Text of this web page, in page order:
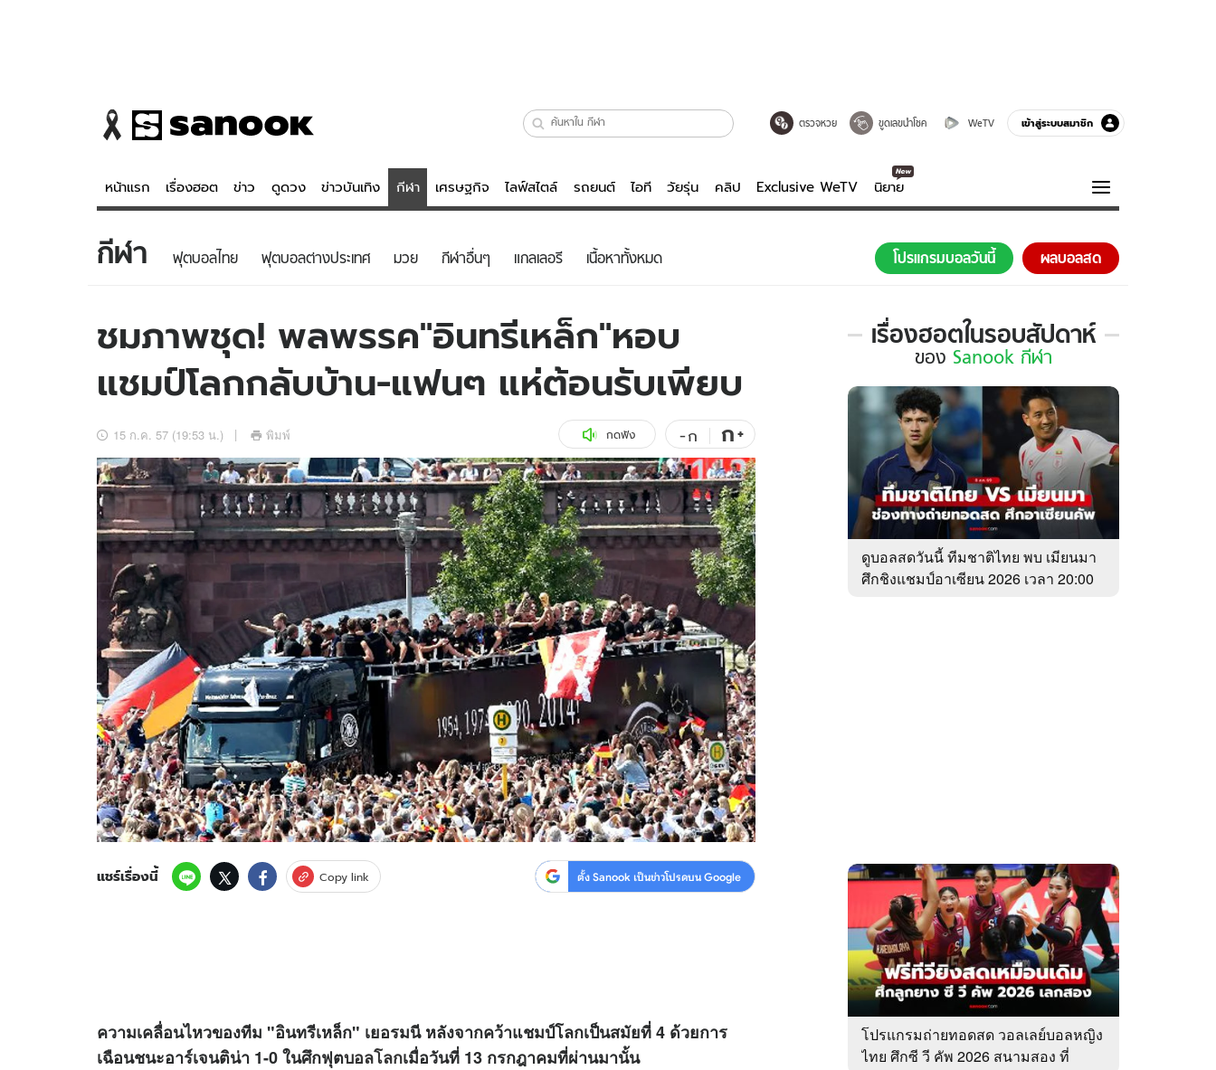
ตรวจหวย ขูดเลขนำโชค WeTV เข้าสู่ระบบสมาชิก
หน้าแรก เรื่องฮอต ข่าว ดูดวง ข่าวบันเทิง กีฬา เศรษฐกิจ ไลฟ์สไตล์ รถยนต์ ไอที วัยรุ่น คลิป Exclusive WeTV นิยาย
ข่าว
ข่าวบันเทิง
ข่าวกีฬา
ข่าวเศรษฐกิจ
อัปเดตจีน
เช็กข่าวชัวร์
ดูดวง - ตรวจหวย
สถิติหวยไทย
หวยลาว
ไลฟ์สไตล์
วัยรุ่น
ไอที
รถยนต์
สุขภาพ
เที่ยว-กิน
Tasteful Thailand
Sanook Choice
คลิป
ดูทีวี
WeTV
Exclusive WeTV
นิยาย
ความรู้รอบตัว
ฮาวทู
ดาวน์โหลดสนุกแอปฟรี ติดตามสนุกโซเชียลได้ที่
สงวนลิขสิทธิ์ ©2569 บริษัท อิมเมจ ฟิวเจอร์ (ประเทศไทย) จำกัด
กีฬา ฟุตบอลไทย ฟุตบอลต่างประเทศ มวย กีฬาอื่นๆ แกลเลอรี เนื้อหาทั้งหมด โปรแกรมบอลวันนี้ ผลบอลสด
ชมภาพชุด! พลพรรค"อินทรีเหล็ก"หอบ
แชมป์โลกกลับบ้าน-แฟนๆ แห่ต้อนรับเพียบ
15 ก.ค. 57 (19:53 น.) พิมพ์ กดฟัง -ก ก+
แชร์เรื่องนี้ Copy link ตั้ง Sanook เป็นข่าวโปรดบน Google
ความเคลื่อนไหวของทีม "อินทรีเหล็ก" เยอรมนี หลังจากคว้าแชมป์โลกเป็นสมัยที่ 4 ด้วยการ
เฉือนชนะอาร์เจนติน่า 1-0 ในศึกฟุตบอลโลกเมื่อวันที่ 13 กรกฎาคมที่ผ่านมานั้น
เรื่องฮอตในรอบสัปดาห์
เรื่อง
ใน
รอบ
สัปดาห์
Sanook
กีฬา
ของ Sanook กีฬา
ดูบอลสดวันนี้ ทีมชาติไทย พบ เมียนมา
ศึกชิงแชมป์อาเซียน 2026 เวลา 20:00
โปรแกรมถ่ายทอดสด วอลเลย์บอลหญิง
ไทย ศึกซี วี คัพ 2026 สนามสอง ที่